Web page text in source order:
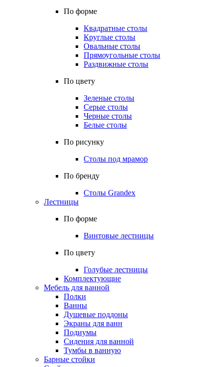
По форме
Квадратные столы
Круглые столы
Овальные столы
Прямоугольные столы
Раздвижные столы
По цвету
Зеленые столы
Серые столы
Черные столы
Белые столы
По рисунку
Столы под мрамор
По бренду
Столы Grandex
Лестницы
По форме
Винтовые лестницы
По цвету
Голубые лестницы
Комплектующие
Мебель для ванной
Полки
Ванны
Душевые поддоны
Экраны для ванн
Подиумы
Сидения для ванной
Тумбы в ванную
Барные стойки